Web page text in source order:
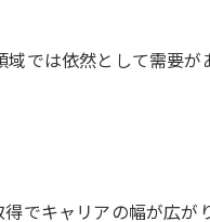
る
では依然として需要
でキャリアの幅が広が